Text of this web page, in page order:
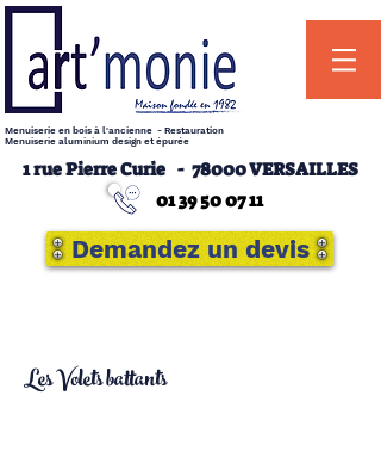
Menuiserie en bois à l'ancienne - Restauration
Menuiserie aluminium design et épurée
1 rue Pierre Curie - 78000 VERSAILLES
01 39 50 07 11
Demandez un devis
Les Volets battants